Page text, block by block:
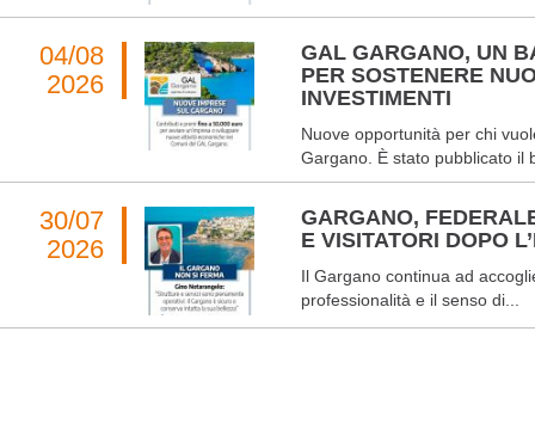
04/08
2026
GAL GARGANO, UN
PER SOSTENERE
INVESTIMENTI
Nuove opportunità per chi
Gargano. È stato pubblicato il
30/07
2026
GARGANO,
E VISITATORI DOPO
Il Gargano continua ad
professionalità e il senso di...